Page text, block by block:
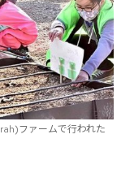
ファームで行われた